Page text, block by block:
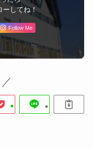
ーしてね！
Follow Me